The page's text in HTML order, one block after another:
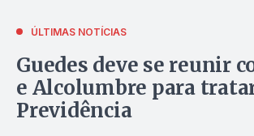
ÚLTIMAS NOTÍCIAS
Guedes deve se reunir
e Alcolumbre para
Previdência